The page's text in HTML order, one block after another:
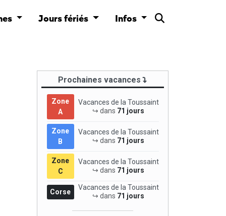
Jours fériés Infos
Prochaines vacances
Zone
A
Vacances de la Toussaint
↪ dans 71 jours
Zone
B
Vacances de la Toussaint
↪ dans 71 jours
Zone
C
Vacances de la Toussaint
↪ dans 71 jours
Corse
Vacances de la Toussaint
↪ dans 71 jours